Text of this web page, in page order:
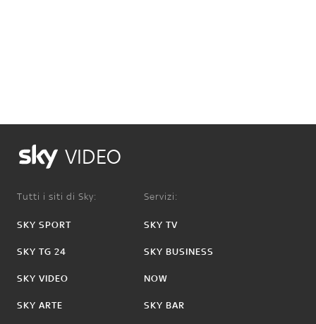
VIDEO
Tutti i siti di Sky:
SKY SPORT
SKY TG 24
SKY VIDEO
SKY ARTE
Servizi:
SKY TV
SKY BUSINESS
NOW
SKY BAR